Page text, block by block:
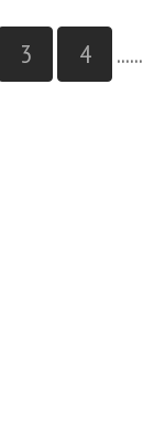
3 4 ......